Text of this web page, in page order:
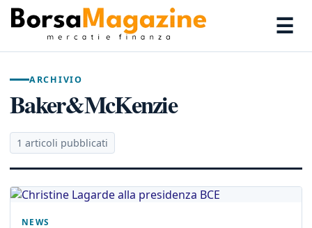
☰
ARCHIVIO
Baker&McKenzie
1 articoli pubblicati
NEWS